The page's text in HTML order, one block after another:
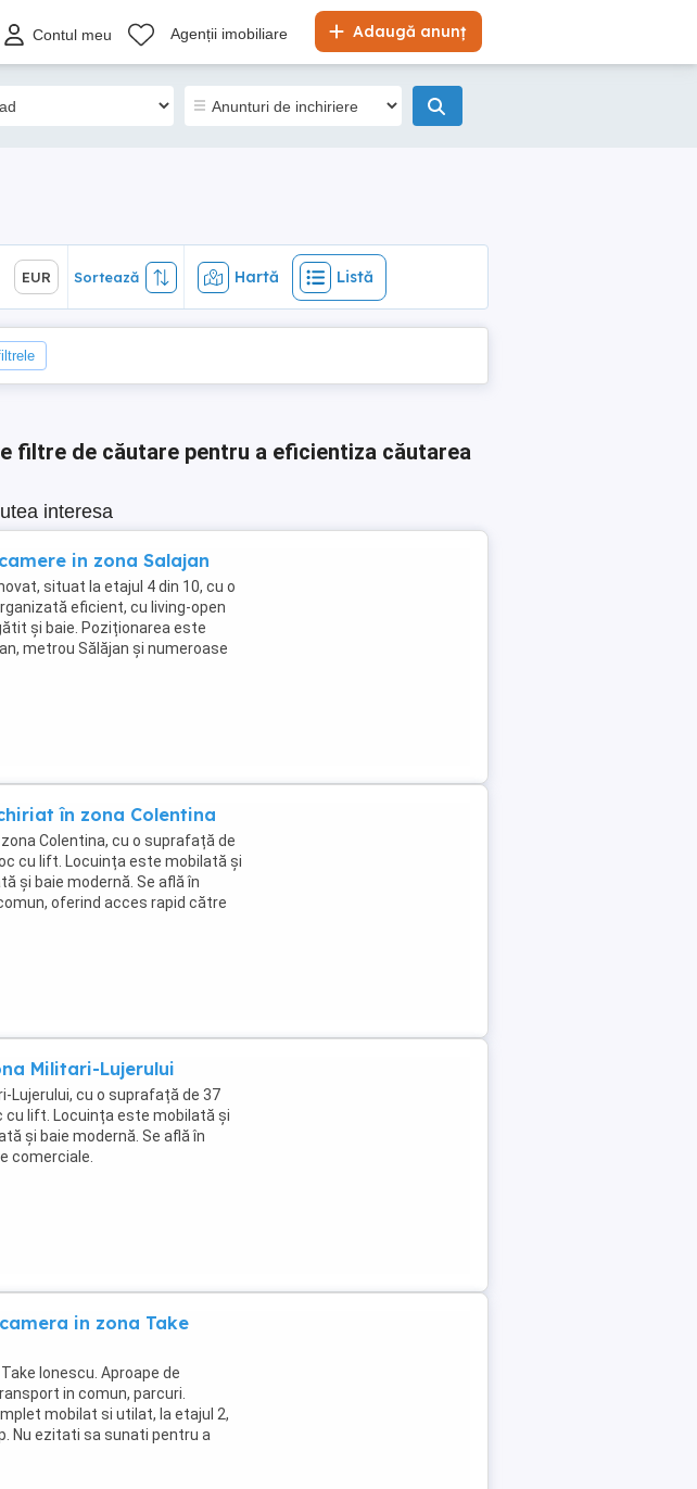
Adaugă anunț
Contul meu Agenții imobiliare
EUR Sortează Hartă Listă
EUR Sortează Hartă Listă
filtre de căutare pentru a eficientiza căutarea
interesa
in zona Salajan
situat la etajul 4 din 10, cu o
eficient, cu living-open
și baie. Poziționarea este
metrou Sălăjan și numeroase
în zona Colentina
Colentina, cu o suprafață de
cu lift. Locuința este mobilată și
și baie modernă. Se află în
oferind acces rapid către
Militari-Lujerului
Lujerului, cu o suprafață de 37
cu lift. Locuința este mobilată și
și baie modernă. Se află în
comerciale.
in zona Take
Ionescu. Aproape de
in comun, parcuri.
mobilat si utilat, la etajul 2,
Nu ezitati sa sunati pentru a